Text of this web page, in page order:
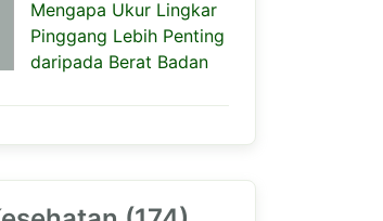
Mengapa Ukur Lingkar
Pinggang Lebih Penting
daripada Berat Badan